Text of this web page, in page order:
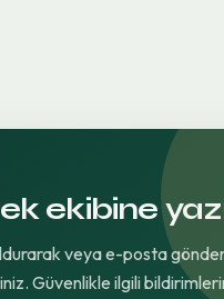
ekibine
veya e-posta
Güvenlikle ilgili